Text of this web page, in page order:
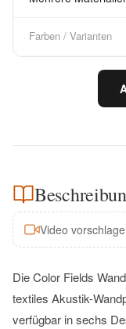
Farben / Varianten
Video
Die Color Fields
textiles Akustik-
verfügbar in sechs